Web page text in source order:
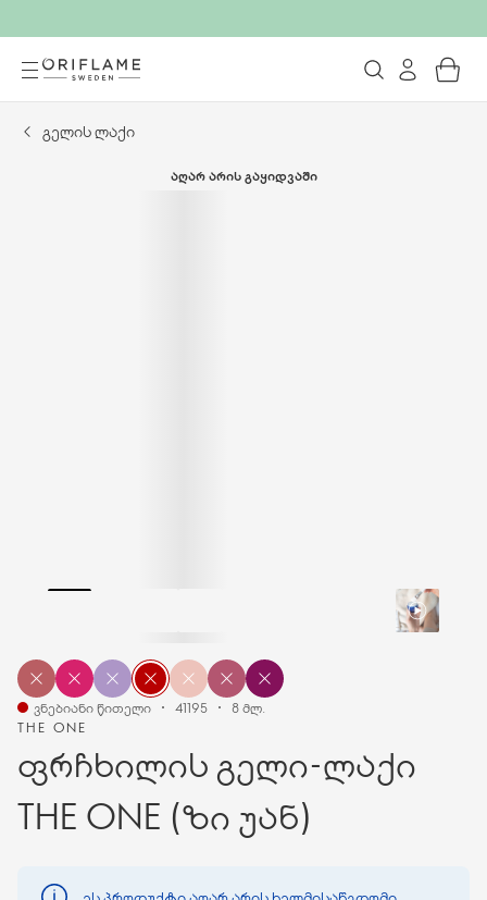
გელის ლაქი
ᲐᲦᲐᲠ ᲐᲠᲘᲡ ᲒᲐᲧᲘᲓᲕᲐᲨᲘ
THE ONE
ფრჩხილის გელი-ლაქი
THE ONE (ზი უან)
ვნებიანი წითელი 41195 8 მლ.